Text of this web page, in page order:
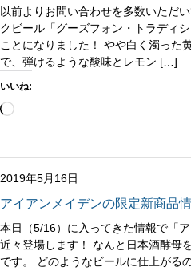
以前よりお問い合わせを多数いただ
クビール「グーズフォン・トラディ
ことになりました！ やや白く濁った
で、弾けるような酸味とレモン […]
いいね:
読
み
中…
2019年5月16日
アイアンメイデンの限定新商品
本日（5/16）に入ってきた情報で「
近々登場します！ なんと日本酒酵母
です。 どのようなビールに仕上がる